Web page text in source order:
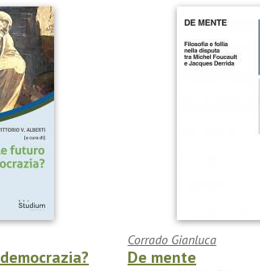
Corrado Gianluca
De mente